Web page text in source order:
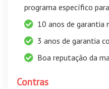
programa específico
10 anos de garantia
3 anos de garantia
Boa reputação da
Contras